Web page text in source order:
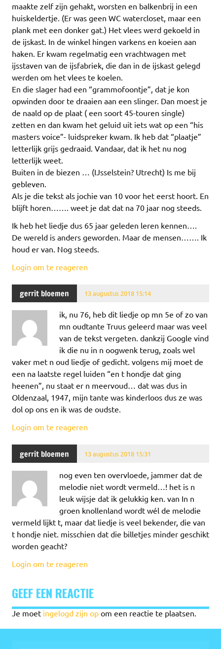
maakte zelf zijn gehakt, worsten en balkenbrij in een
huiskeldertje. (Er was geen WC watercloset, maar een
plank met een donker gat.) Het vlees werd gekoeld in
de ijskast. In de winkel hingen varkens en koeien aan
haken. Er kwam regelmatig een vrachtwagen met
ijsstaven van de ijsfabriek, die dan in de ijskast gelegd
werden om het vlees te koelen.
En die slager had een “grammofoontje”, dat je kon
opwinden door te draaien aan een slinger. Dan moest je
de naald op de plaat ( een soort 45-touren single)
zetten en dan kwam het geluid uit iets wat op een “his
masters voice”- luidspreker kwam. Ik heb dat “plaatje”
letterlijk grijs gedraaid. Vandaar, dat ik het nu nog
letterlijk weet.
Buiten in de biezen … (IJsselstein? Utrecht) Is me bij
gebleven.
Als je die tekst als jochie van 10 voor het eerst hoort. En
blijft horen……. weet je dat dat na 70 jaar nog steeds.
Ik heb het liedje dus 65 jaar geleden leren kennen….
De wereld is anders geworden. Maar de mensen……. Ik
houd er van. Nog steeds.
Login om te reageren
gerrit bloemen 13 augustus 2018 15:14
ik, nu 76, heb dit liedje op mn 5e of zo van
mn oudtante Truus geleerd maar was veel
van de tekst vergeten. dankzij Google vind
ik die nu in n oogwenk terug, zoals wel
vaker met n oud liedje of gedicht. volgens mij moet de
een na laatste regel luiden “en t hondje dat ging
heenen”, nu staat er n meervoud… dat was dus in
Oldenzaal, 1947, mijn tante was kinderloos dus ze was
dol op ons en ik was de oudste.
Login om te reageren
gerrit bloemen 13 augustus 2018 15:31
nog even ten overvloede, jammer dat de
melodie niet wordt vermeld…! het is n
leuk wijsje dat ik gelukkig ken. van In n
groen knollenland wordt wél de melodie
vermeld lijkt t, maar dat liedje is veel bekender, die van
t hondje niet. misschien dat die billetjes minder geschikt
worden geacht?
Login om te reageren
GEEF EEN REACTIE
Je moet ingelogd zijn op om een reactie te plaatsen.